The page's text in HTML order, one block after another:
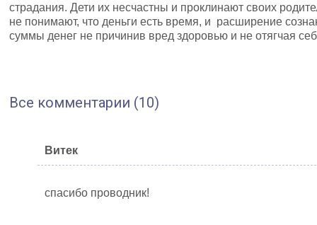
страдания. Дети их несчастны и проклинают своих
не понимают, что деньги есть время, и расширение
суммы денег не причинив вред здоровью и не отягчая
Все комментарии (10)
Витек
спасибо проводник!